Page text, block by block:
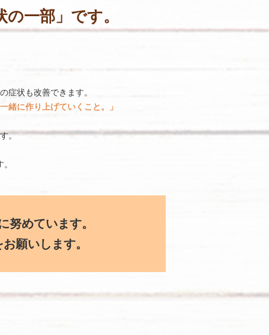
一部」です。
症状も改善できます。
緒に作り上げていくこと。」
。
めています。
願いします。